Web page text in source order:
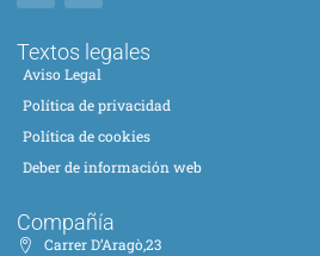
Textos legales
Aviso Legal
Política de privacidad
Política de cookies
Deber de información web
Compañía
Carrer D’Aragò,23